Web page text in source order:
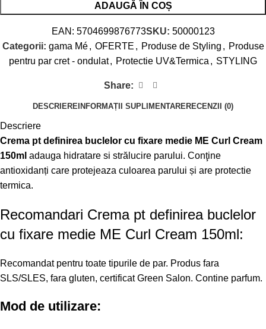
ADAUGĂ ÎN COȘ
EAN: 5704699876773SKU: 50000123
Categorii: gama Mé , OFERTE , Produse de Styling , Produse
pentru par cret - ondulat, Protectie UV&Termica , STYLING
Share:
DESCRIERE INFORMAȚII SUPLIMENTARE RECENZII (0)
Descriere
Crema pt definirea buclelor cu fixare medie ME Curl Cream
150ml adauga hidratare si strălucire parului. Conţine
antioxidanți care protejeaza culoarea parului și are protectie
termica.
Recomandari Crema pt definirea buclelor
cu fixare medie ME Curl Cream 150ml:
Recomandat pentru toate tipurile de par. Produs fara
SLS/SLES, fara gluten, certificat Green Salon. Contine parfum.
Mod de utilizare: